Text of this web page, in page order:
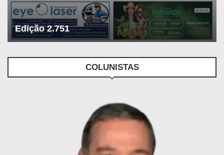
Edição 2.751
COLUNISTAS